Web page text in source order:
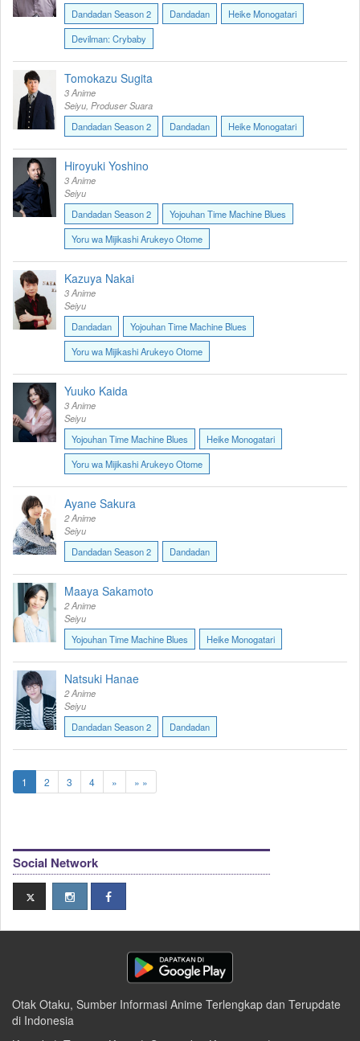
Dandadan Season 2
Dandadan
Heike Monogatari
Devilman: Crybaby
Tomokazu Sugita
3 Anime
Seiyu, Produser Suara
Dandadan Season 2
Dandadan Heike Monogatari
Hiroyuki Yoshino
3 Anime
Seiyu
Dandadan Season 2
Yojouhan Time Machine Blues
Yoru wa Mijikashi Arukeyo Otome
Kazuya Nakai
3 Anime
Seiyu
Dandadan
Yojouhan Time Machine Blues
Yoru wa Mijikashi Arukeyo Otome
Yuuko Kaida
3 Anime
Seiyu
Yojouhan Time Machine Blues
Heike Monogatari
Yoru wa Mijikashi Arukeyo Otome
Ayane Sakura
2 Anime
Seiyu
Dandadan Season 2
Dandadan
Maaya Sakamoto
2 Anime
Seiyu
Yojouhan Time Machine Blues
Heike Monogatari
Natsuki Hanae
2 Anime
Seiyu
Dandadan Season 2
Dandadan
1 2 3 4 » » »
Social Network
Otak Otaku, Sumber Informasi Anime Terlengkap dan Terupdate
di Indonesia